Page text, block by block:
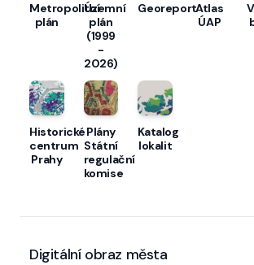
Metropolitní
plán
Územní
plán
(1999
-
2026)
GeoreportAtlas
ÚAP
Historické
centrum
Prahy
Plány
Státní
regulační
komise
Katalog
lokalit
Digitální obraz města